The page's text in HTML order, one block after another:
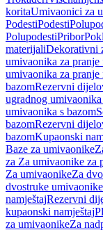
koritaUmivaonici za
PodestiPodesti
PolupodestiPribor
materijaliDekorativni
umivaonika za pranje
umivaonika za pranje
bazomRezervni
ugradnog
umivaonika s bazom
bazomRezervni
bazomKupaonski
Baze za umivaonike
za Za umivaonike za
Za umivaonikeZa
dvostruke umivaonike
namještajRezervni
kupaonski namještaj
za umivaonikeZa